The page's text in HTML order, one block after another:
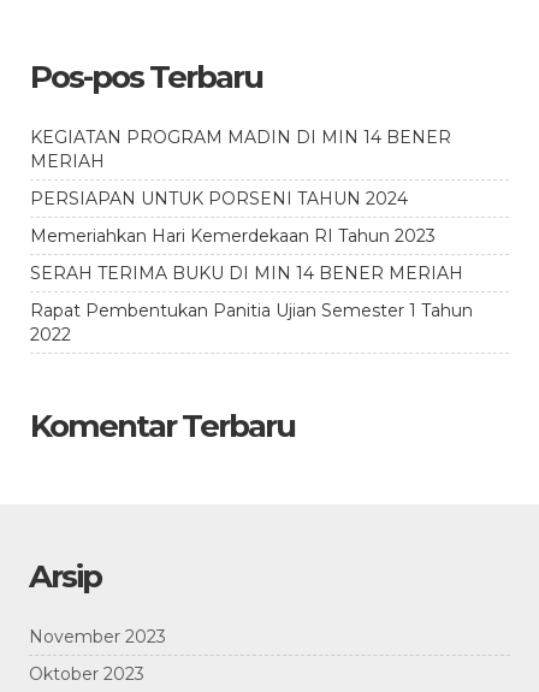
Pos-pos Terbaru
KEGIATAN PROGRAM MADIN DI MIN 14 BENER
MERIAH
PERSIAPAN UNTUK PORSENI TAHUN 2024
Memeriahkan Hari Kemerdekaan RI Tahun 2023
SERAH TERIMA BUKU DI MIN 14 BENER MERIAH
Rapat Pembentukan Panitia Ujian Semester 1 Tahun
2022
Komentar Terbaru
Arsip
November 2023
Oktober 2023